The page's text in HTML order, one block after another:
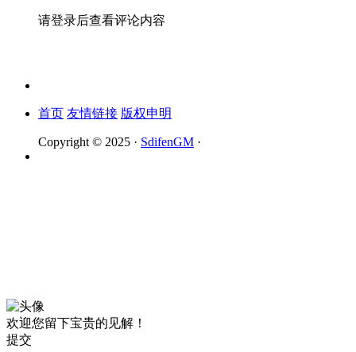
请登录后查看评论内容
首页 友情链接 版权申明
Copyright © 2025 · SdifenGM ·
欢迎您留下宝贵的见解！
提交